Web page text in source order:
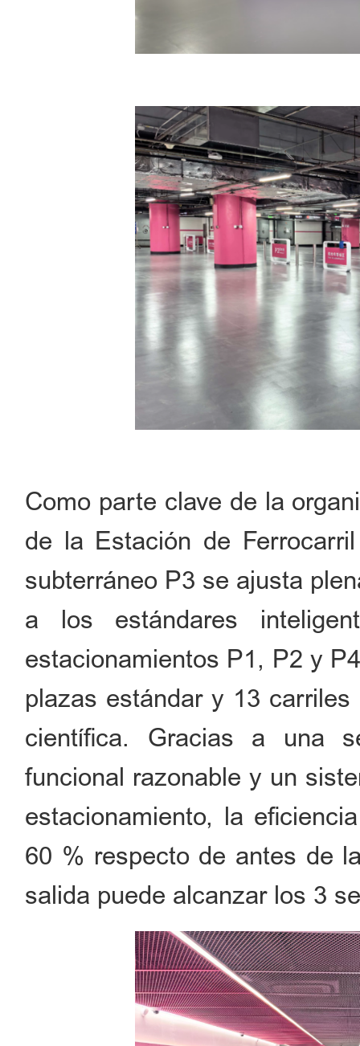
Como parte clave de la
de la Estación de
subterráneo P3 se ajusta
a los estándares
estacionamientos P1, P2 y
plazas estándar y 13
científica. Gracias a una
funcional razonable y un
estacionamiento, la
60 % respecto de antes de
salida puede alcanzar los 3